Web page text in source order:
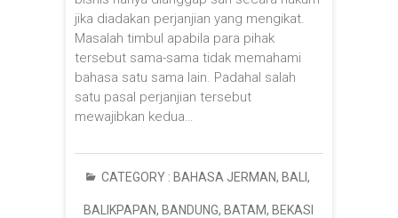
jika diadakan perjanjian yang mengikat.
Masalah timbul apabila para pihak
tersebut sama-sama tidak memahami
bahasa satu sama lain. Padahal salah
satu pasal perjanjian tersebut
mewajibkan kedua…
CATEGORY : BAHASA JERMAN, BALI ,
BALIKPAPAN, BANDUNG, BATAM, BEKASI